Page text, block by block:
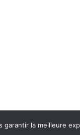
légales|
garantir la meilleure